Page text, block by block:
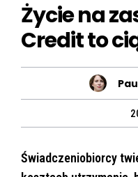
Życie na
Credit to
Świadczeniobiorcy